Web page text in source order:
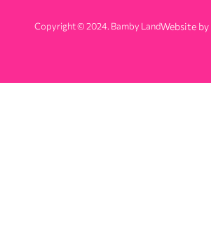
Copyright © 2024. Bamby LandWebsite by